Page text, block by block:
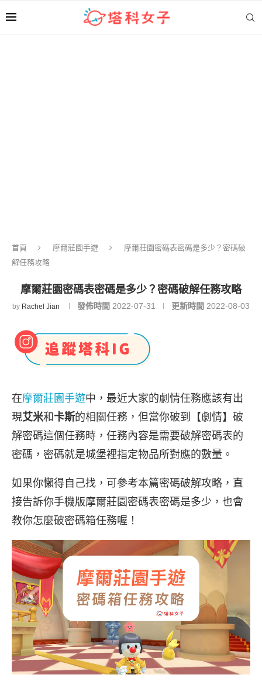
首頁 摩爾莊園手遊
摩爾莊園密碼表密碼是多少？密碼破
解任務攻略
摩爾莊園密碼表密碼是多少？密碼破解任務攻略
by Rachel Jian 發佈時間 2022-07-31 更新時間 2022-08-03
在摩爾莊園手遊中，最近大家的劇情任務應該有出
現艾米和 卡斯的相關任務，但當你破到【劇情】破
解密碼這個任務時，任務內容是需要破解密碼表的
密碼，密碼就是城堡裡指定物品所對應的數量。
如果你懶得自己找，可參考本篇密碼破解攻略，直
接告訴你手機版摩爾莊園密碼表密碼是多少，也會
教你怎麼破密碼箱任務喔！